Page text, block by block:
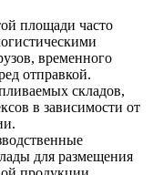
площади часто
временного
отправкой.
складов,
в зависимости от
для размещения